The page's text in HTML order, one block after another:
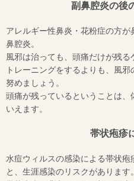
副鼻腔炎の後
アレルギー性鼻炎・花粉症の方
鼻腔炎。
風邪は治っても、頭痛だけが残る
トレーニングをするよりも、風
努めましょう。
頭痛が残っているということは
いえます。
帯状疱疹
水痘ウィルスの感染による帯状
と、生涯感染のリスクがあります。